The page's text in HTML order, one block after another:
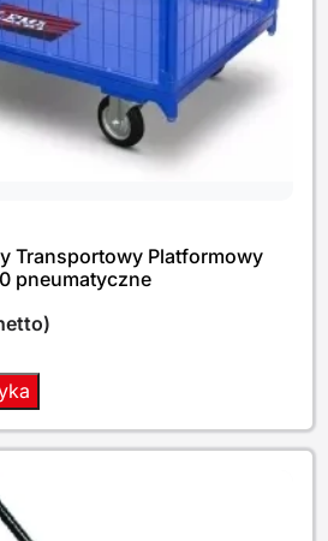
Transportowy Platformowy
pneumatyczne